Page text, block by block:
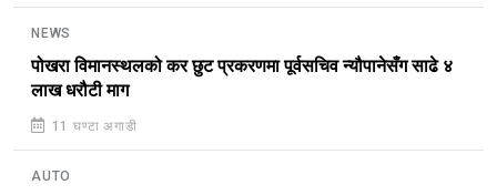
NEWS
पोखरा विमानस्थलको कर छुट प्रकरणमा पूर्वसचिव न्यौपानेसँग साढे ४
लाख धरौटी माग
11 घण्टा अगाडी
AUTO